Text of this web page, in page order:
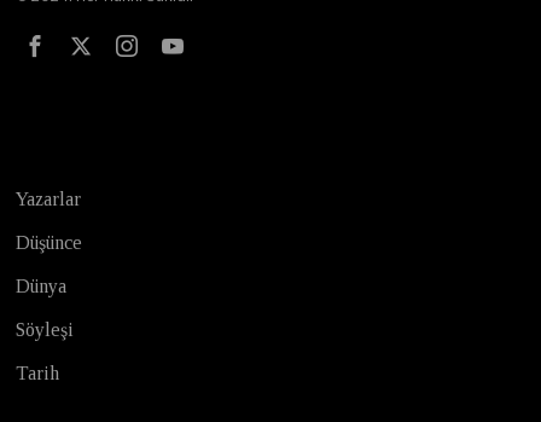
Yazarlar
Düşünce
Dünya
Söyleşi
Tarih